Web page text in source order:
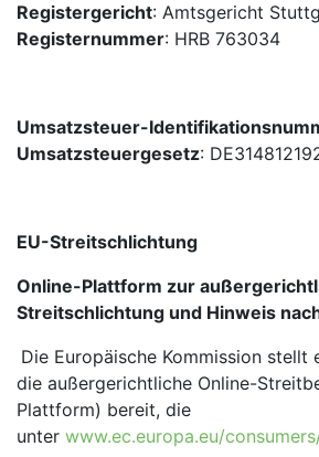
Registergericht: Amtsgericht
Registernummer: HRB 763034
Umsatzsteuer-
Umsatzsteuergesetz:
EU-Streitschlichtung
Online-Plattform zur
Streitschlichtung und Hinweis
Die Europäische Kommission stellt
die außergerichtliche Online-
Plattform) bereit, die
unter www.ec.europa.eu/